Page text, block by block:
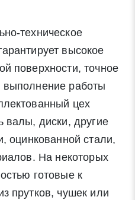
техническое
высокое
поверхности, точное
работы
цех
валы, диски, другие
оцинкованной стали,
На некоторых
готовые к
прутков, чушек или